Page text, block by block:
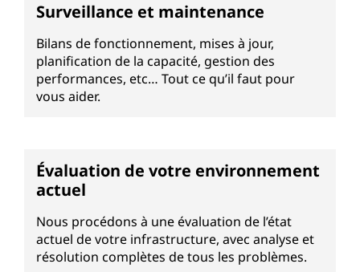
Surveillance et maintenance
Bilans de fonctionnement, mises à jour,
planification de la capacité, gestion des
performances, etc… Tout ce qu’il faut pour
vous aider.
Évaluation de votre environnement
actuel
Nous procédons à une évaluation de l’état
actuel de votre infrastructure, avec analyse et
résolution complètes de tous les problèmes.